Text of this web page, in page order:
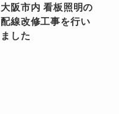
大阪市内 看板照明の
配線改修工事を行い
ました